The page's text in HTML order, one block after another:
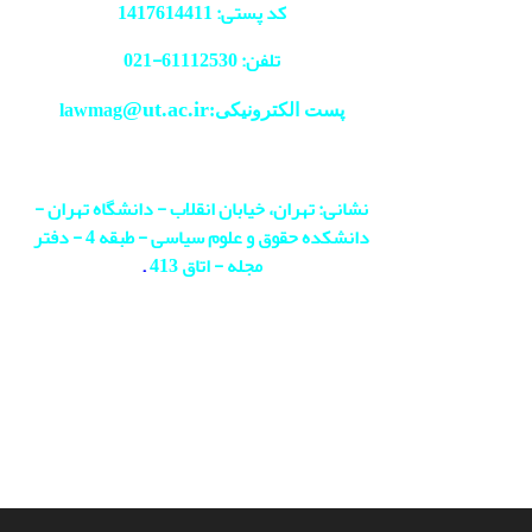
کد پستی: 1417614411
تلفن: 61112530-
021
پست الکترونیکی:lawmag@ut.ac.ir
نشانی: تهران، خیابان انقلاب - دانشگاه تهران -
دانشکده حقوق و علوم سیاسی - طبقه 4 - دفتر
مجله - اتاق 413
.